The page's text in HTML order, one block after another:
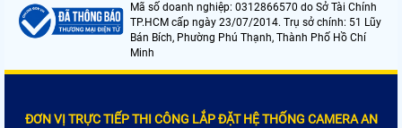
Mã số doanh nghiệp: 0312866570 do Sở Tài Chính
TP.HCM cấp ngày 23/07/2014. Trụ sở chính: 51 Lũy
Bán Bích, Phường Phú Thạnh, Thành Phố Hồ Chí
Minh
ĐƠN VỊ TRỰC TIẾP THI CÔNG LẮP ĐẶT HỆ THỐNG CAMERA AN